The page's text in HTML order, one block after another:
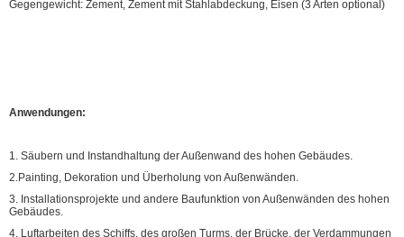
Gegengewicht: Zement, Zement mit Stahlabdeckung, Eisen (3 Arten optional)
Anwendungen:
1. Säubern und Instandhaltung der Außenwand des hohen Gebäudes.
2.Painting, Dekoration und Überholung von Außenwänden.
3. Installationsprojekte und andere Baufunktion von Außenwänden des hohen
Gebäudes.
4. Luftarbeiten des Schiffs, des großen Turms, der Brücke, der Verdammungen